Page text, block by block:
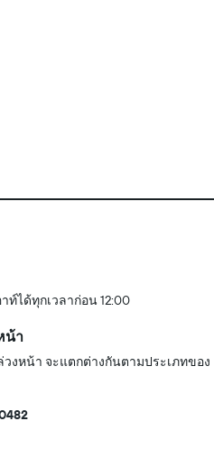
ท์ได้ทุกเวลาก่อน 12:00
น้า
งหน้า จะแตกต่างกันตามประเภทของ